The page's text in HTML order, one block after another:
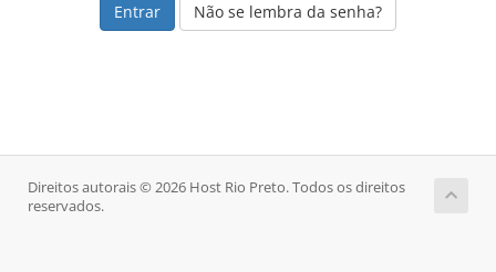
Não se lembra da senha?
Direitos autorais © 2026 Host Rio Preto. Todos os direitos
reservados.